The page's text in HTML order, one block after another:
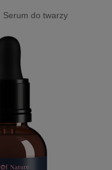
Serum do twarzy